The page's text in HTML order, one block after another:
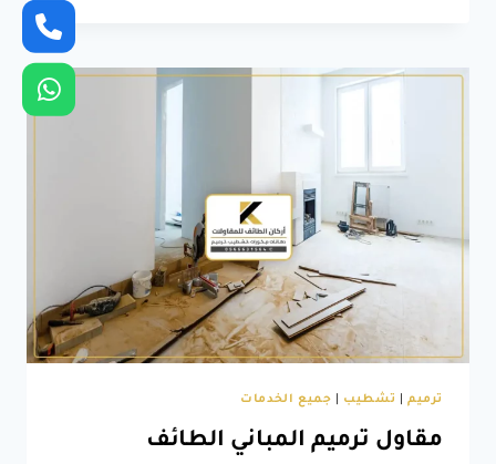
0566631564
تشطيب
–
صيانة
وترميم
–
تشطيبات
مباني
الطائف
ترميم| تشطيب جميع الخدمات
مقاول ترميم المباني الطائف